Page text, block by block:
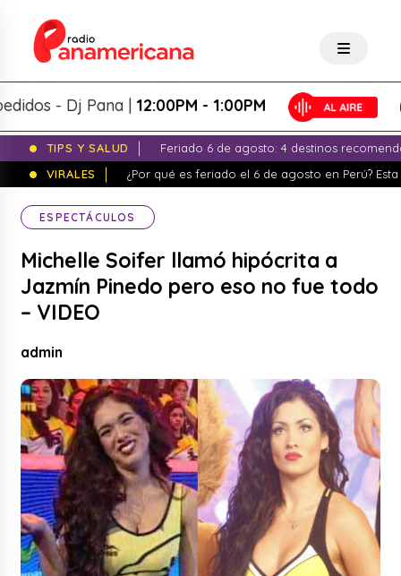
- Dj Pana |12:00PM - 1:00PM
TIPS Y SALUD
Feriado 6 de agosto: 4 destinos
VIRALES
¿Por qué es feriado el 6 de agosto en Perú?
ESPECTÁCULOS
Michelle Soifer llamó hipócrita a
Jazmín Pinedo pero eso no fue todo
– VIDEO
admin